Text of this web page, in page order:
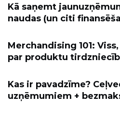
Kā saņemt
naudas (un citi
Merchandising 101:
par produktu
Kas ir pavadzīme?
uzņēmumiem +